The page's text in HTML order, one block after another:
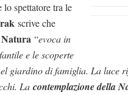
spettatore tra le
scrive che
Natura “evoca in
e le scoperte
giardino di famiglia. La luce
La contemplazione della